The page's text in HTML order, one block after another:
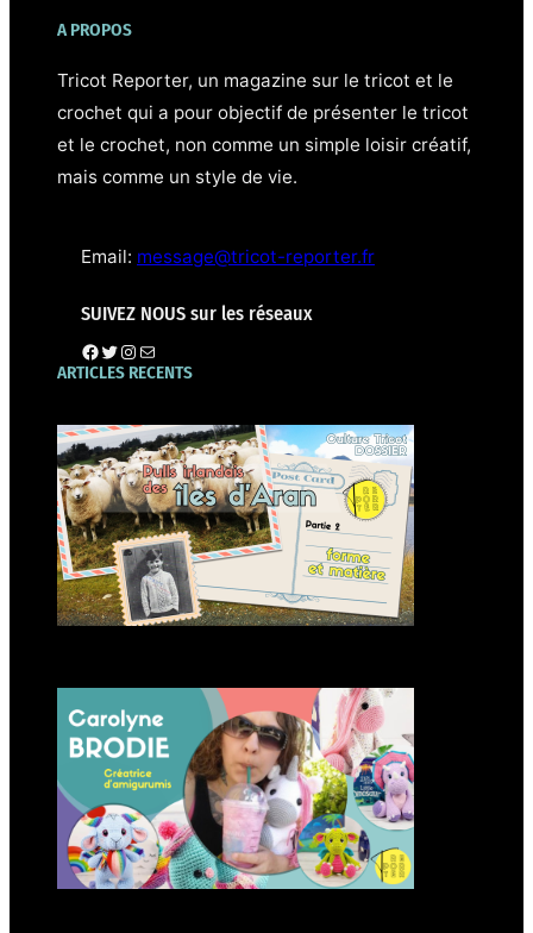
A PROPOS
Tricot Reporter, un magazine sur le tricot et le
crochet qui a pour objectif de présenter le tricot
et le crochet, non comme un simple loisir créatif,
mais comme un style de vie.⁣
Email: message@tricot-reporter.fr
SUIVEZ NOUS sur les réseaux
Page tricot-reporter Twitter Instagram E-mail
ARTICLES RECENTS
Forme et matière des pulls
irlandais d’Aran
Carolyne Brodie créatrice
d’amigurumis